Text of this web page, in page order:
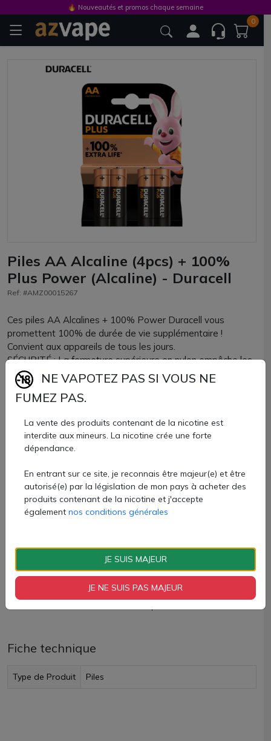
0
Piles AA Alcaline (4pcs) + 100%
Plus Power (Alcaline) - Duracell
Ref: #AMZ00015267
Ces piles AA Alcalines + 100% Power Duracell vous
promettent 100% de durée de vie supplémentaire !
Convient aux appareils de tous les jours.
SÉCURITÉ : La fermeture supérieure en nylon empêche les
piles de fuir.
DURABILITÉ : la technologie Duracell permet de conserver
l'énergie des piles inutilisées jusqu'à 10 ans dans leur
98% de nos emballages en papier sont fabriqués à partir
de matériaux recyclés.
6,10 €
Quantité
Paiement 100% sécurisé
Fiche technique
Type de Produit Piles
🔥 Nouveautés et promos chaque semaine
NE VAPOTEZ PAS SI VOUS NE
FUMEZ PAS.
La vente des produits contenant de la nicotine est
interdite aux mineurs. La nicotine crée une forte
dépendance.
En entrant sur ce site, je reconnais être majeur(e) et être
autorisé(e) par la législation de mon pays à acheter des
produits contenant de la nicotine et j'accepte
également nos conditions générales
JE SUIS MAJEUR
JE NE SUIS PAS MAJEUR